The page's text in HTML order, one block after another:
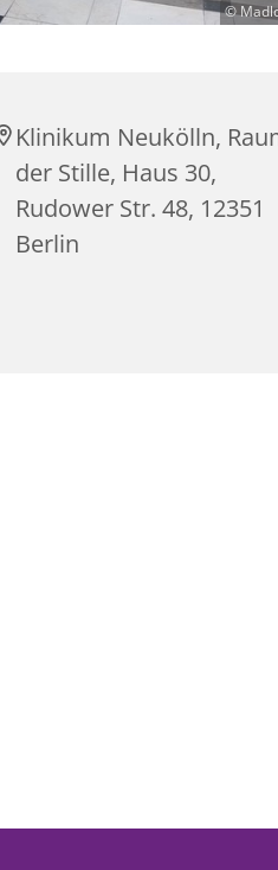
©
Klinikum Neukölln,
der Stille, Haus 30,
Rudower Str. 48, 12351
Berlin